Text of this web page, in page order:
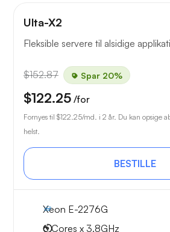
Ulta-X2
Fleksible servere til alsidige
$152.87 Spar 20%
$122.25 /for
Fornyes til $122.25/md. i 2 år. Du kan opsige
helst.
BESTILLE
Xeon E-2276G
6 Cores x 3.8GHz